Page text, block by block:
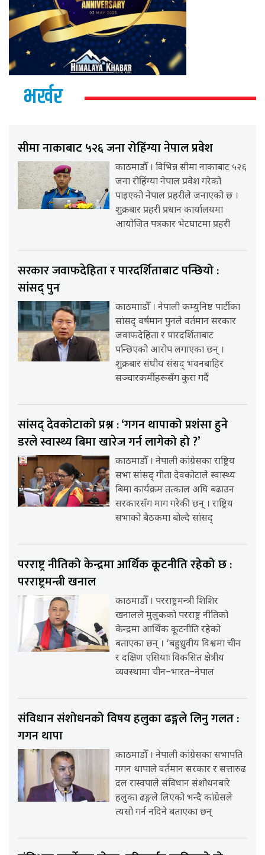
भर्खर
सीमा नाकाबाट ५२६ जना रोहिंग्या नेपाल प्रवेश
काठमाडौँ । विभिन्न सीमा नाकाबाट ५२६
जना रोहिंग्या नेपाल प्रवेश गरेको
पाइएको नेपाल प्रहरीले जनाएको छ ।
शुक्रबार प्रहरी प्रधान कार्यालयमा
आयोजित पत्रकार भेटघाटमा प्रहरी
सरकार जवाफदेहिता र पारदर्शिताबाट पन्छियो :
सांसद् पुन
काठमााडौँ । नेपाली कम्युनिष्ट पार्टीका
सांसद् वर्षमान पुनले वर्तमान सरकार
जवाफदेहिता र पारदर्शिताबाट
पन्छिएको आरोप लगाएका छन् ।
शुक्रबार संघीय संसद् भवनबाहिर
सञ्चारकर्मीहरूसँग कुरा गर्दै
सांसद् देवकोटाको प्रश्न : ‘गगन थापाको प्रशंसा हुने
डरले स्वास्थ्य बिमा खारेज गर्न लागेको हो ?’
काठमाडौँ । नेपाली कांग्रेसका राष्ट्रिय
सभा सांसद् गीता देवकोटाले स्वास्थ्य
बिमा कार्यक्रम तत्काल अघि बढाउन
सरकारसँग माग गरेकी छन् । राष्ट्रिय
सभाको बैठकमा बोल्दै सांसद्
परराष्ट्र नीतिको केन्द्रमा आर्थिक कूटनीति रहेको छ :
परराष्ट्रमन्त्री खनाल
काठमाडौँ । परराष्ट्रमन्त्री शिशिर
खनालले मुलुकको परराष्ट्र नीतिको
केन्द्रमा आर्थिक कूटनीति रहेको
बताएका छन् । ‘बहुध्रुवीय विश्वमा चीन
र दक्षिण एसियाः विकसित क्षेत्रीय
व्यवस्थामा चीन–भारत–नेपाल
संविधान संशोधनको विषय हलुका ढङ्गले लिनु गलत :
गगन थापा
काठमाडौँ । नेपाली कांग्रेसका सभापति
गगन थापाले वर्तमान सरकार र सत्तारुढ
दल रास्वपाले संविधान संशोधनबारे
हलुका ढङ्गले लिएको भन्दै कांग्रेसले
त्यसो गर्न नदिने बताएका छन्